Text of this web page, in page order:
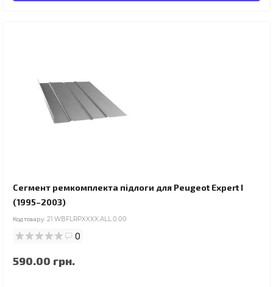
Сегмент ремкомплекта підлоги для Peugeot Expert I
(1995–2003)
Код товару: 21.WBFLRPXXXX.ALL.0.00
0
590.00 грн.